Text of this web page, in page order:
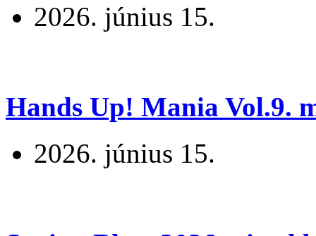
2026. június 15.
Hands Up! Mania Vol.9.
2026. június 15.